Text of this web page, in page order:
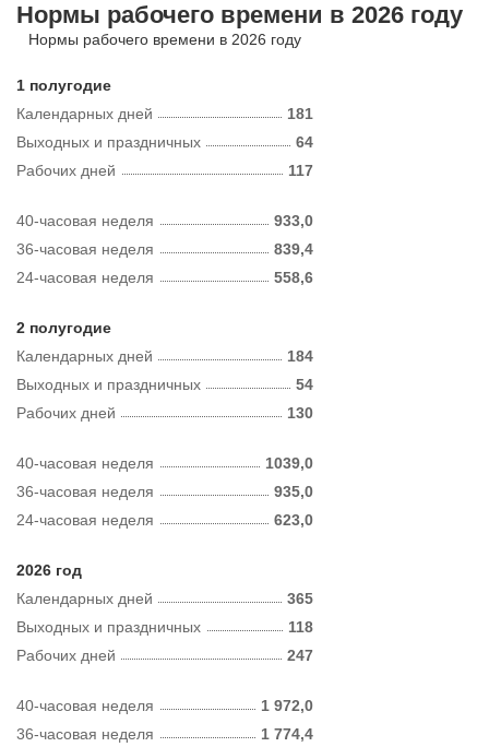
Нормы рабочего времени в 2026 году
Нормы рабочего времени в 2026 году
1 полугодие
Календарных дней
181
Рабочих дней 117
Выходных и праздничных 64
40-часовая неделя
933,0
36-часовая неделя
839,4
24-часовая неделя
558,6
2 полугодие
Календарных дней
184
Рабочих дней 130
Выходных и праздничных 54
40-часовая неделя
1039,0
36-часовая неделя
935,0
24-часовая неделя
623,0
2026 год
Календарных дней
365
Рабочих дней 247
Выходных и праздничных 118
40-часовая неделя
1 972,0
36-часовая неделя
1 774,4